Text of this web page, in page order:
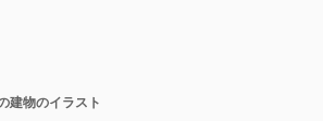
建物のイラスト